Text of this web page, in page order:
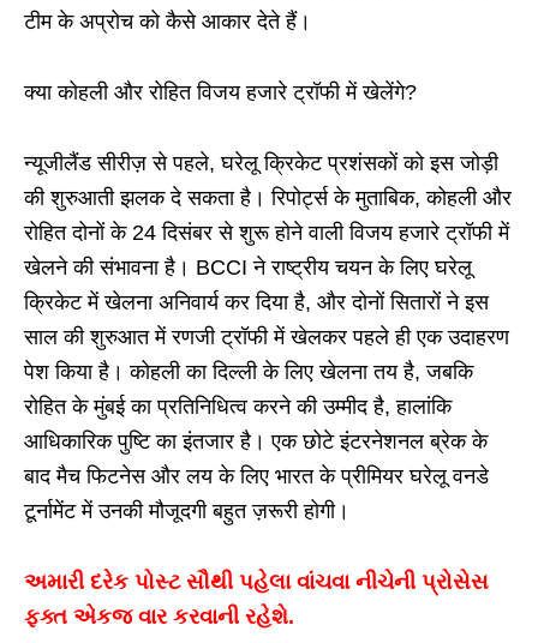
टीम के अप्रोच को कैसे आकार देते हैं।
क्या कोहली और रोहित विजय हजारे ट्रॉफी में खेलेंगे?
न्यूजीलैंड सीरीज़ से पहले, घरेलू क्रिकेट प्रशंसकों को इस जोड़ी
की शुरुआती झलक दे सकता है। रिपोर्ट्स के मुताबिक, कोहली और
रोहित दोनों के 24 दिसंबर से शुरू होने वाली विजय हजारे ट्रॉफी में
खेलने की संभावना है। BCCI ने राष्ट्रीय चयन के लिए घरेलू
क्रिकेट में खेलना अनिवार्य कर दिया है, और दोनों सितारों ने इस
साल की शुरुआत में रणजी ट्रॉफी में खेलकर पहले ही एक उदाहरण
पेश किया है। कोहली का दिल्ली के लिए खेलना तय है, जबकि
रोहित के मुंबई का प्रतिनिधित्व करने की उम्मीद है, हालांकि
आधिकारिक पुष्टि का इंतजार है। एक छोटे इंटरनेशनल ब्रेक के
बाद मैच फिटनेस और लय के लिए भारत के प्रीमियर घरेलू वनडे
टूर्नामेंट में उनकी मौजूदगी बहुत ज़रूरी होगी।
અમારી દરેક પોસ્ટ સૌથી પહેલા વાંચવા નીચેની પ્રોસેસ
ફક્ત એકજ વાર કરવાની રહેશે.